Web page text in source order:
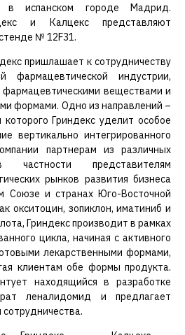
в испанском городе Мадрид.
и Калцекс представляют
№ 12F31.
пришлашает к сотрудничеству
фармацевтической индустрии,
фармацевтическими веществами и
формами. Одно из направлений –
Гриндекс уделит особое
вертикально интегрированного
партнерам из различных
представителям
рынков развития бизнеса
Союзе и странах Юго-Восточной
окситоцин, зопиклон, иматиниб и
Гриндекс производит в рамках
цикла, начиная с активного
лекарственными формами,
клиентам обе формы продукта.
находящийся в разработке
леналидомид и предлагает